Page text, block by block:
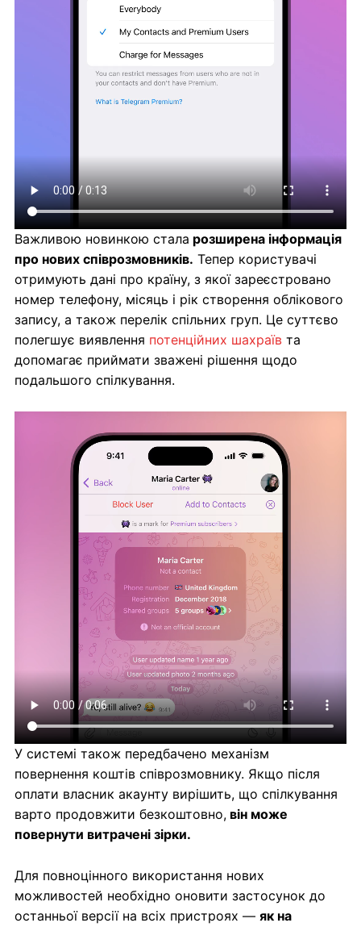
Важливою новинкою стала розширена інформація
про нових співрозмовників. Тепер користувачі
отримують дані про країну, з якої зареєстровано
номер телефону, місяць і рік створення облікового
запису, а також перелік спільних груп. Це суттєво
полегшує виявлення потенційних шахраїв та
допомагає приймати зважені рішення щодо
подальшого спілкування.
У системі також передбачено механізм
повернення коштів співрозмовнику. Якщо після
оплати власник акаунту вирішить, що спілкування
варто продовжити безкоштовно, він може
повернути витрачені зірки.
Для повноцінного використання нових
можливостей необхідно оновити застосунок до
останньої версії на всіх пристроях — як на